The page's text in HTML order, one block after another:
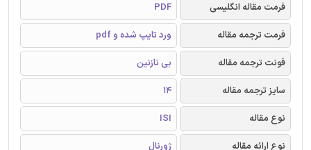
فرمت مقاله انگلیسی
PDF
فرمت ترجمه مقاله
ورد تایپ شده و pdf
فونت ترجمه مقاله
بی نازنین
سایز ترجمه مقاله
14
نوع مقاله
ISI
نوع ارائه مقاله
ژورنال